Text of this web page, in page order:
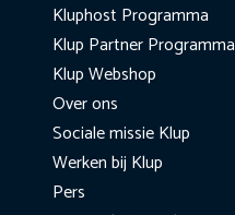
Kluphost Programma
Klup Partner Programma
Klup Webshop
Over ons
Sociale missie Klup
Werken bij Klup
Pers